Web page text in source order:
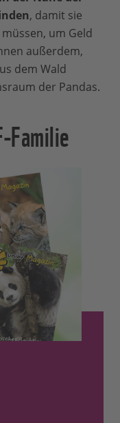
, damit sie
um Geld
außerdem,
dem Wald
der Pandas.
Familie